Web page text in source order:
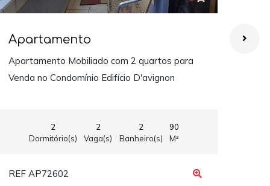
Apartamento
Apartamento Mobiliado com 2 quartos para
Venda no Condomínio Edifício D'avignon
2
Dormitório(s)
2
Vaga(s)
2
Banheiro(s)
90
M²
REF AP72602